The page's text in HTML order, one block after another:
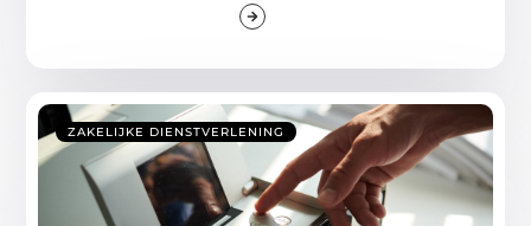
ZAKELIJKE DIENSTVERLENING